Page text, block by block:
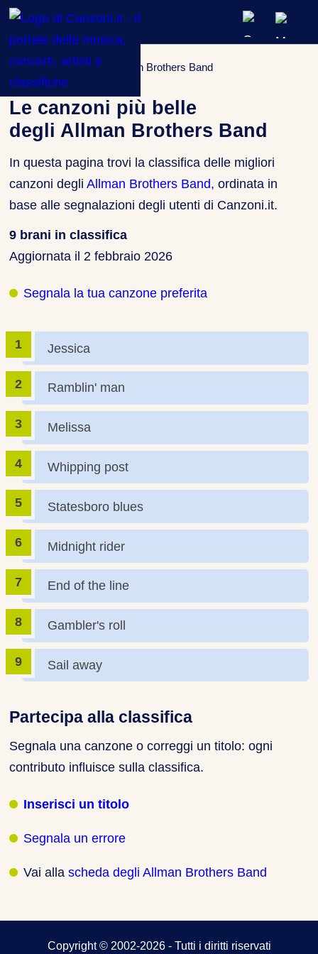
ARTISTI & BAND
CLASSIFICHE MUSICALI
CONCERTI DAL VIVO
Classifiche » Artista Allman Brothers Band
Le canzoni più belle
degli Allman Brothers Band
In questa pagina trovi la classifica delle migliori
canzoni degliAllman Brothers Band, ordinata in
base alle segnalazioni degli utenti di Canzoni.it.
9 brani in classifica
Aggiornata il2 febbraio 2026
Segnala la tua canzone preferita
Jessica
Ramblin' man
Melissa
Whipping post
Statesboro blues
Midnight rider
End of the line
Gambler's roll
Sail away
Partecipa alla classifica
Segnala una canzone o correggi un titolo: ogni
contributo influisce sulla classifica.
Inserisci un titolo
Segnala un errore
Vai allascheda degli Allman Brothers Band
Copyright © 2002-2026 - Tutti i diritti riservati